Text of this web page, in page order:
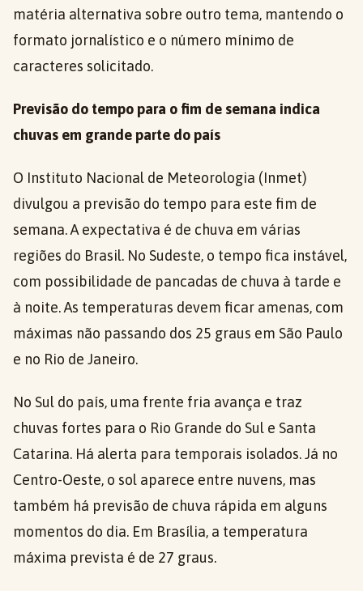
matéria alternativa sobre outro tema, mantendo o
formato jornalístico e o número mínimo de
caracteres solicitado.
Previsão do tempo para o fim de semana indica
chuvas em grande parte do país
O Instituto Nacional de Meteorologia (Inmet)
divulgou a previsão do tempo para este fim de
semana. A expectativa é de chuva em várias
regiões do Brasil. No Sudeste, o tempo fica instável,
com possibilidade de pancadas de chuva à tarde e
à noite. As temperaturas devem ficar amenas, com
máximas não passando dos 25 graus em São Paulo
e no Rio de Janeiro.
No Sul do país, uma frente fria avança e traz
chuvas fortes para o Rio Grande do Sul e Santa
Catarina. Há alerta para temporais isolados. Já no
Centro-Oeste, o sol aparece entre nuvens, mas
também há previsão de chuva rápida em alguns
momentos do dia. Em Brasília, a temperatura
máxima prevista é de 27 graus.